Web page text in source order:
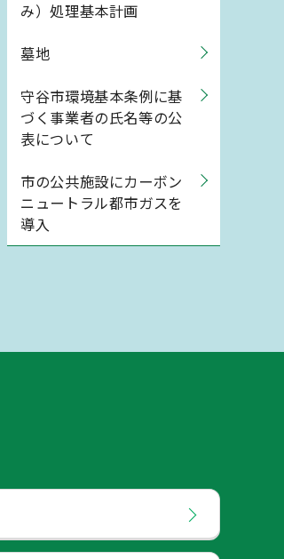
み）処理基本計画
墓地
守谷市環境基本条例に基
づく事業者の氏名等の公
表について
市の公共施設にカーボン
ニュートラル都市ガスを
導入